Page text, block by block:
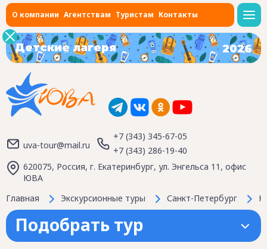
О компании Агентствам Туристам Контакты
Детские лагеря 2026
uva-tour@mail.ru
+7 (343) 345-67-05
+7 (343) 286-19-40
620075, Россия, г. Екатеринбург, ул. Энгельса 11, офис
ЮВА
Главная
Экскурсионные туры Санкт-Петербург
Подобрать тур